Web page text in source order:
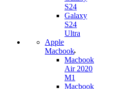
S24
Galaxy
S24
Ultra
Apple
Macbook
Macbook
Air 2020
M1
Macbook